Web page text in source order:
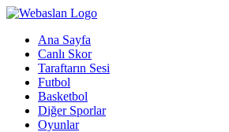
Ana Sayfa
Canlı Skor
Taraftarın Sesi
Futbol
Basketbol
Diğer Sporlar
Oyunlar